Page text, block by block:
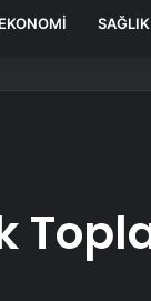
EKONOMI SAĞLIK